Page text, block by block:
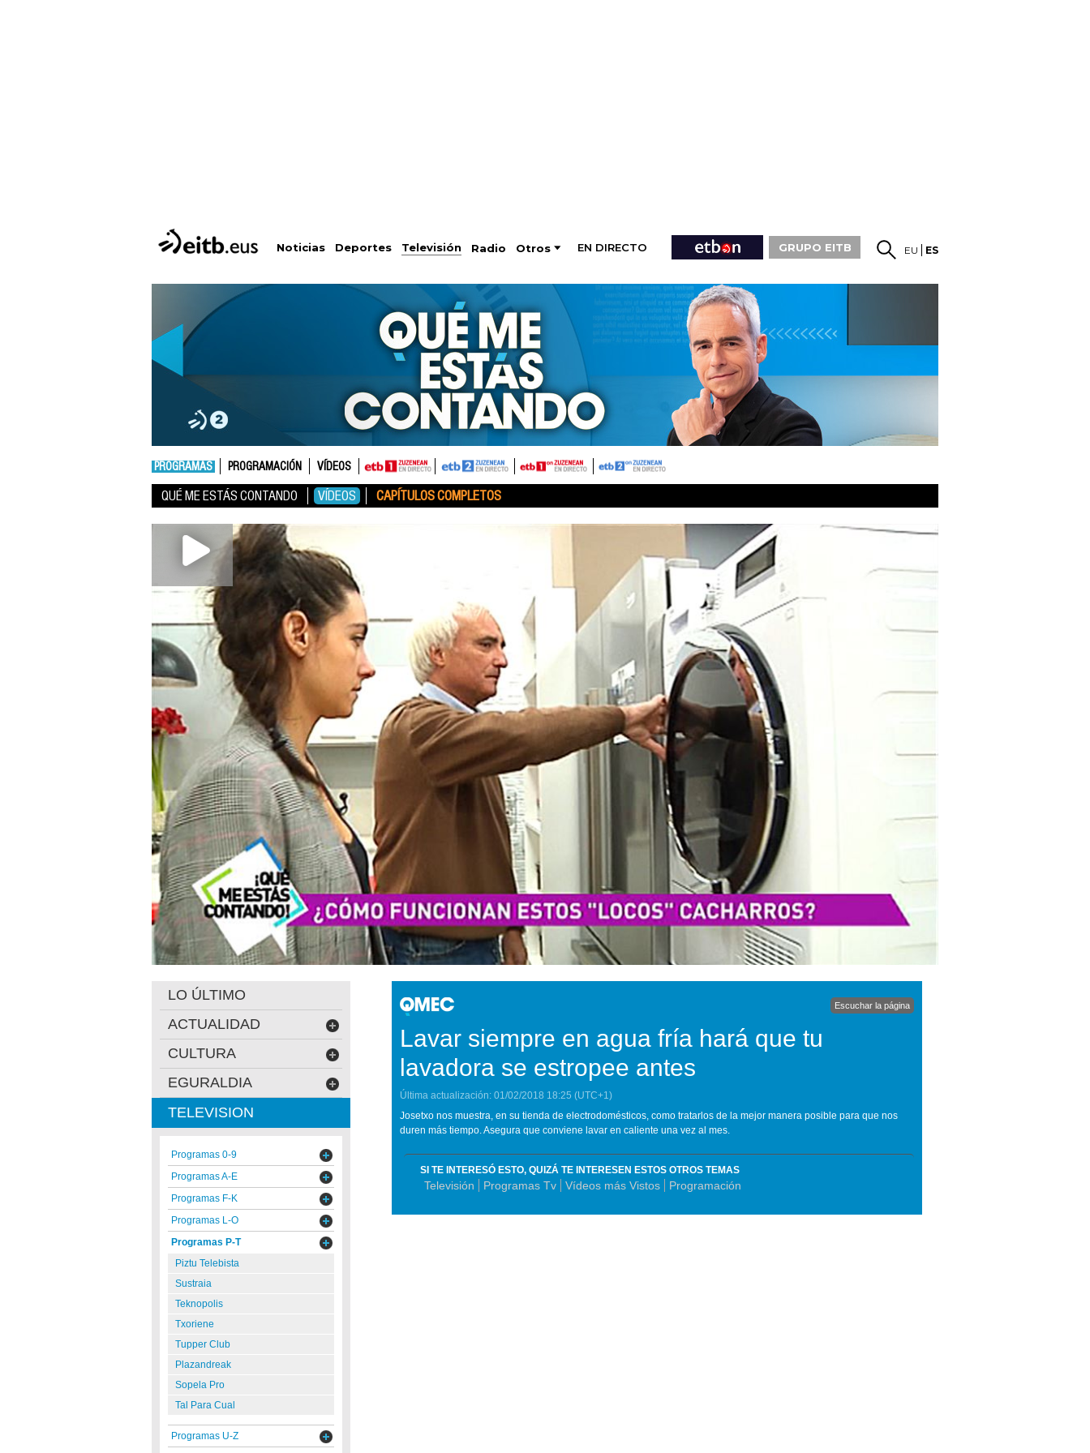
Noticias Deportes Televisión Radio Otros EN DIRECTO GRUPO EITB EU ES
PROGRAMAS PROGRAMACIÓN VÍDEOS
QUÉ ME ESTÁS CONTANDO VÍDEOS CAPÍTULOS COMPLETOS
Escuchar la página
Lavar siempre en agua fría hará que tu
lavadora se estropee antes
Última actualización: 01/02/2018 18:25 (UTC+1)
Josetxo nos muestra, en su tienda de electrodomésticos, como tratarlos de la mejor manera posible para que nos
duren más tiempo. Asegura que conviene lavar en caliente una vez al mes.
SI TE INTERESÓ ESTO, QUIZÁ TE INTERESEN ESTOS OTROS TEMAS
Televisión Programas Tv Vídeos más Vistos Programación
LO ÚLTIMO
ACTUALIDAD
CULTURA
EGURALDIA
TELEVISION
Programas 0-9
Programas A-E
Programas F-K
Programas L-O
Programas P-T
Piztu Telebista
Sustraia
Teknopolis
Txoriene
Tupper Club
Plazandreak
Sopela Pro
Tal Para Cual
Programas U-Z